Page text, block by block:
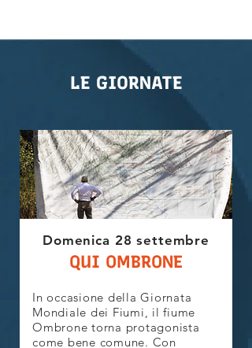
LE GIORNATE
Domenica 28 settembre
QUI OMBRONE
In occasione della Giornata
Mondiale dei Fiumi, il fiume
Ombrone torna protagonista
come bene comune. Con